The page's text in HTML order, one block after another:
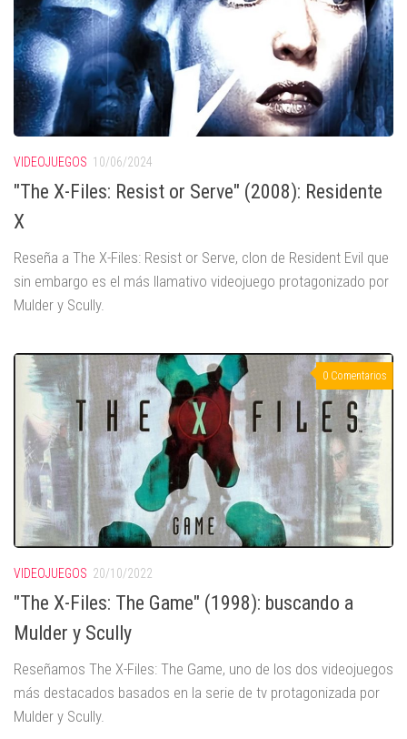
VIDEOJUEGOS 10/06/2024
"The X-Files: Resist or Serve" (2008): Residente
X
Reseña a The X-Files: Resist or Serve, clon de Resident Evil que
sin embargo es el más llamativo videojuego protagonizado por
Mulder y Scully.
0 Comentarios
VIDEOJUEGOS 20/10/2022
"The X-Files: The Game" (1998): buscando a
Mulder y Scully
Reseñamos The X-Files: The Game, uno de los dos videojuegos
más destacados basados en la serie de tv protagonizada por
Mulder y Scully.